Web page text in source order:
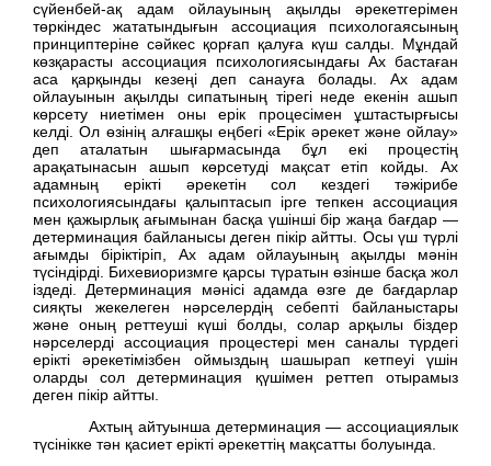
сүйенбей-ақ адам ойлауының ақылды әрекетгерімен
төркіндес жататындығын ассоциация психологаясының
принциптеріне сәйкес қорғап қалуға күш салды. Мұндай
көзқарасты ассоциация психологиясындағы Ах бастаған
аса қарқынды кезеңі деп санауға болады. Ах адам
ойлауынын ақылды сипатының тірегі неде екенін ашып
көрсету ниетімен оны ерік процесімен ұштастырғысы
келді. Ол өзінің алғашқы еңбегі «Ерік әрекет және ойлау»
деп аталатын шығармасында бұл екі процестің
арақатынасын ашып көрсетуді мақсат етіп койды. Ах
адамның ерікті әрекетін сол кездегі тәжірибе
психологиясындағы қалыптасып ірге тепкен ассоциация
мен қажырлық ағымынан басқа үшінші бір жаңа бағдар —
детерминация байланысы деген пікір айтты. Осы үш түрлі
ағымды біріктіріп, Ах адам ойлауының ақылды мәнін
түсіндірді. Бихевиоризмге қарсы түратын өзінше басқа жол
іздеді. Детерминация мәнісі адамда өзге де бағдарлар
сияқты жекелеген нәрселердің себепті байланыстары
және оның реттеуші күші болды, солар арқылы біздер
нәрселерді ассоциация процестері мен саналы түрдегі
ерікті әрекетімізбен оймыздың шашырап кетпеуі үшін
оларды сол детерминация қүшімен реттеп отырамыз
деген пікір айтты.
Ахтың айтуынша детерминация — ассоциациялык
түсінікке тән қасиет ерікті әрекеттің мақсатты болуында.